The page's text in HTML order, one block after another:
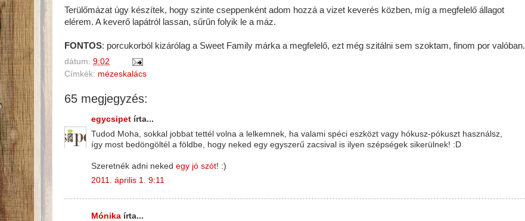
Terülőmázat úgy készítek, hogy szinte cseppenként adom hozzá a vizet keverés közben, míg a megfelelő állagot
elérem. A keverő lapátról lassan, sűrűn folyik le a máz.
FONTOS: porcukorból kizárólag a Sweet Family márka a megfelelő, ezt még szitálni sem szoktam, finom por valóban.
dátum: 9:02
Címkék: mézeskalács
65 megjegyzés:
egycsipet írta...
Tudod Moha, sokkal jobbat tettél volna a lelkemnek, ha valami spéci eszközt vagy hókusz-pókuszt használsz,
így most bedöngöltél a földbe, hogy neked egy egyszerű zacsival is ilyen szépségek sikerülnek! :D
Szeretnék adni neked egy jó szót! :)
2011. április 1. 9:11
Mónika írta...